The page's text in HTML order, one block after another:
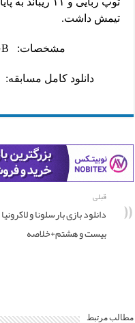
تیمش داشت.
مشخصات: mp4 ۹۰۰*۶۰۰ ۱٫۳GB
دانلود کامل مسابقه:
قبلی
دانلود بازی بارسلونا و
بیست و هشتم+خلاصه
مطالب مرتبط